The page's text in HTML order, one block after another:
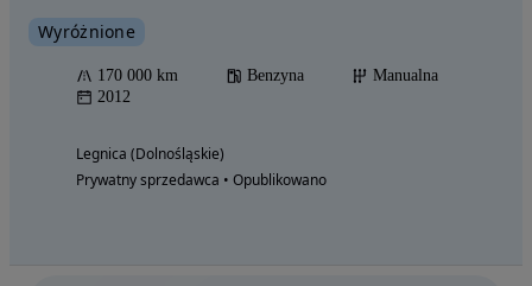
Wyróżnione
170 000 km Benzyna
Manualna
2012
Legnica (Dolnośląskie)
Prywatny sprzedawca • Opublikowano